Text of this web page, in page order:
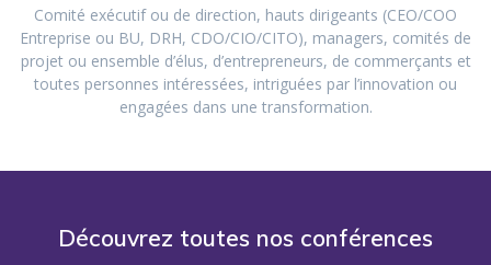
Comité exécutif ou de direction, hauts dirigeants (CEO/COO
Entreprise ou BU, DRH, CDO/CIO/CITO), managers, comités de
projet ou ensemble d’élus, d’entrepreneurs, de commerçants et
toutes personnes intéressées, intriguées par l’innovation ou
engagées dans une transformation.
Découvrez toutes nos conférences